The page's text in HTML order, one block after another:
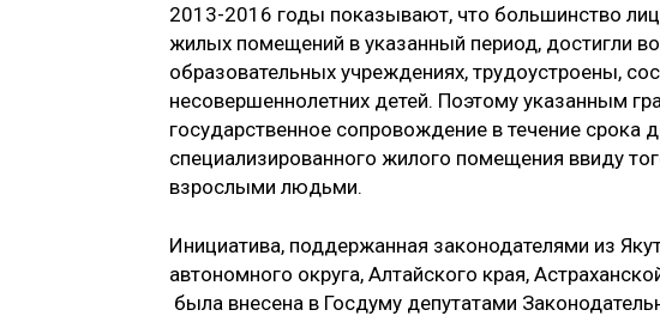
2013-2016 годы показывают, что большинство
жилых помещений в указанный период, достигли
образовательных учреждениях, трудоустроены,
несовершеннолетних детей. Поэтому указанным
государственное сопровождение в течение срока
специализированного жилого помещения ввиду
взрослыми людьми.
Инициатива, поддержанная законодателями из
автономного округа, Алтайского края,
была внесена в Госдуму депутатами